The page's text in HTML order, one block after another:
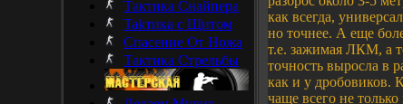
Тактика Снайпера
Takтика с Щитом
Спасение От Ножа
Тактика Стрельбы
как всегда,
но точнее. А еще
т.е. зажимая ЛКМ, а
точность выросла в
как и у дробовиков.
чаще всего не